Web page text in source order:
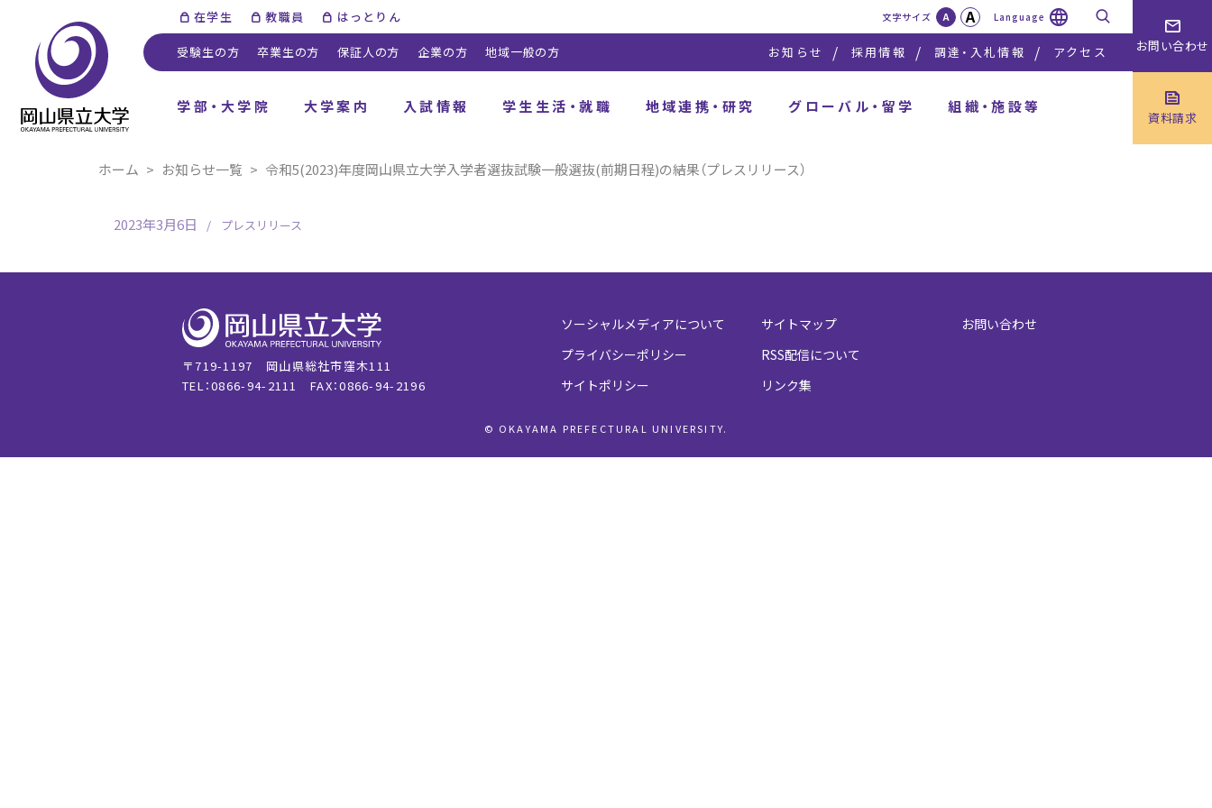
お問い合わせ
資料請求
学部・大学院 大学案内 入試情報 学生生活・就職 地域連携・研究 グローバル・留学 組織・施設等
お知らせ 採用情報 調達・入札情報 アクセス
受験生の方 卒業生の方 保証人の方 企業の方 地域一般の方
文字サイズ A A Language
在学生 教職員 はっとりん
ホーム お知らせ一覧 令和5(2023)年度岡山県立大学入学者選抜試験一般選抜(前期日程)の結果（プレスリリース）
2023年3月6日 プレスリリース
ソーシャルメディアについて
プライバシーポリシー
サイトポリシー
サイトマップ
RSS配信について
リンク集
お問い合わせ
〒719-1197 岡山県総社市窪木111
TEL：0866-94-2111FAX：0866-94-2196
© OKAYAMA PREFECTURAL UNIVERSITY.